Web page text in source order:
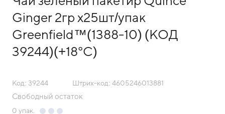
Ginger 2гр х25шт/упак
Greenfield™(1388-10) (КОД
39244)(+18°С)
Код: 39244 Штрих-код: 4605246013881
Свободный остаток
0 упак.